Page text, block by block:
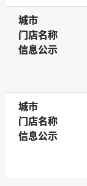
城市
城市
门店名称
门店名称
信息公示
信息公示
城市
城市
门店名称
门店名称
信息公示
信息公示